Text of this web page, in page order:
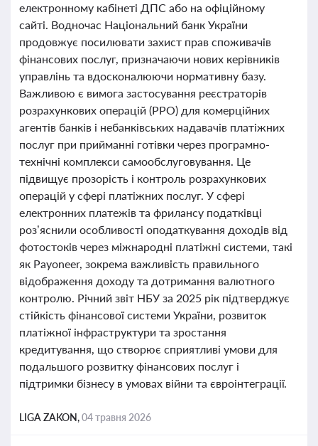
електронному кабінеті ДПС або на офіційному
сайті. Водночас Національний банк України
продовжує посилювати захист прав споживачів
фінансових послуг, призначаючи нових керівників
управлінь та вдосконалюючи нормативну базу.
Важливою є вимога застосування реєстраторів
розрахункових операцій (РРО) для комерційних
агентів банків і небанківських надавачів платіжних
послуг при прийманні готівки через програмно-
технічні комплекси самообслуговування. Це
підвищує прозорість і контроль розрахункових
операцій у сфері платіжних послуг. У сфері
електронних платежів та фрилансу податківці
роз’яснили особливості оподаткування доходів від
фотостоків через міжнародні платіжні системи, такі
як Payoneer, зокрема важливість правильного
відображення доходу та дотримання валютного
контролю. Річний звіт НБУ за 2025 рік підтверджує
стійкість фінансової системи України, розвиток
платіжної інфраструктури та зростання
кредитування, що створює сприятливі умови для
подальшого розвитку фінансових послуг і
підтримки бізнесу в умовах війни та євроінтеграції.
LIGA ZAKON,04 травня 2026